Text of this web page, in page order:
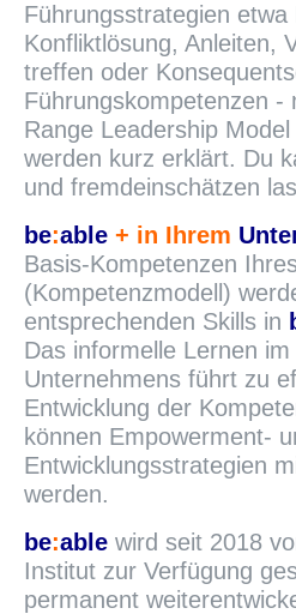
Führungsstrategien etwa
Konfliktlösung, Anleiten,
treffen oder
Führungskompetenzen -
Range Leadership
werden kurz erklärt. Du
und fremdeinschätzen
be:able + in Ihrem
Basis-Kompetenzen
(Kompetenzmodell)
entsprechenden Skills in
Das informelle Lernen
Unternehmens führt zu
Entwicklung der
können Empowerment-
Entwicklungsstrategien
werden.
be:able wird seit 2018
Institut zur Verfügung
permanent